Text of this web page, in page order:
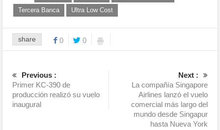
Tercera Banca
Ultra Low Cost
share 0 0
Previous :
Primer KC-390 de
producción realizó su vuelo
inaugural
Next :
La compañía Singapore
Airlines lanzó el vuelo
comercial más largo del
mundo desde Singapur
hasta Nueva York